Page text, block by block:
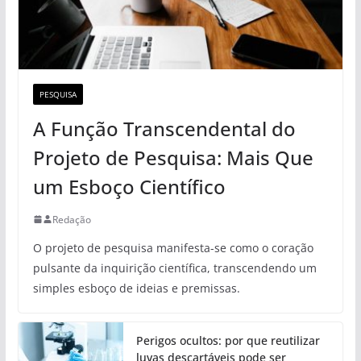
PESQUISA
A Função Transcendental do
Projeto de Pesquisa: Mais Que
um Esboço Científico
Redação
O projeto de pesquisa manifesta-se como o coração
pulsante da inquirição científica, transcendendo um
simples esboço de ideias e premissas.
Perigos ocultos: por que reutilizar
luvas descartáveis pode ser